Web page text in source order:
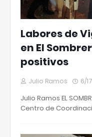
Labores de
en El
positivos
Julio Ramos 6/
Julio Ramos EL
Centro de